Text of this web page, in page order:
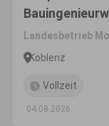
Landesbetrieb
Koblenz
Vollzeit
04.08.2026